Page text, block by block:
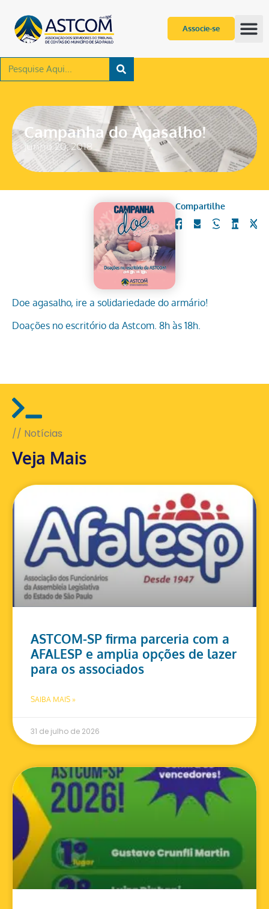
Associe-se
Campanha do Agasalho!
junho 20, 2018
Compartilhe
Doe agasalho, ire a solidariedade do armário!
Doações no escritório da Astcom. 8h às 18h.
// Notícias
Veja Mais
ASTCOM-SP firma parceria com a
AFALESP e amplia opções de lazer
para os associados
SAIBA MAIS »
31 de julho de 2026